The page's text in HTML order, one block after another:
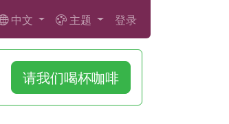
中文 主题 登录
请我们喝杯咖啡